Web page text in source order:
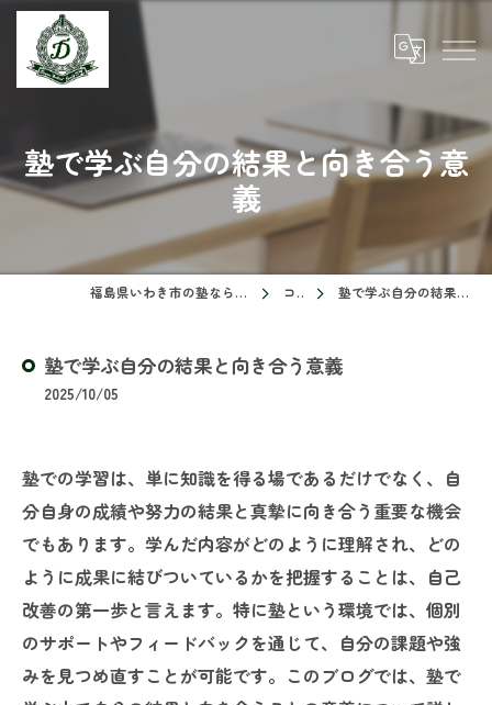
塾で学ぶ自分の結果と向き合う意
義
福島県いわき市の塾ならドリームスクール コラム 塾で学ぶ自分の結果と向き合う意義
塾で学ぶ自分の結果と向き合う意義
2025/10/05
塾での学習は、単に知識を得る場であるだけでなく、自
分自身の成績や努力の結果と真摯に向き合う重要な機会
でもあります。学んだ内容がどのように理解され、どの
ように成果に結びついているかを把握することは、自己
改善の第一歩と言えます。特に塾という環境では、個別
のサポートやフィードバックを通じて、自分の課題や強
みを見つめ直すことが可能です。このブログでは、塾で